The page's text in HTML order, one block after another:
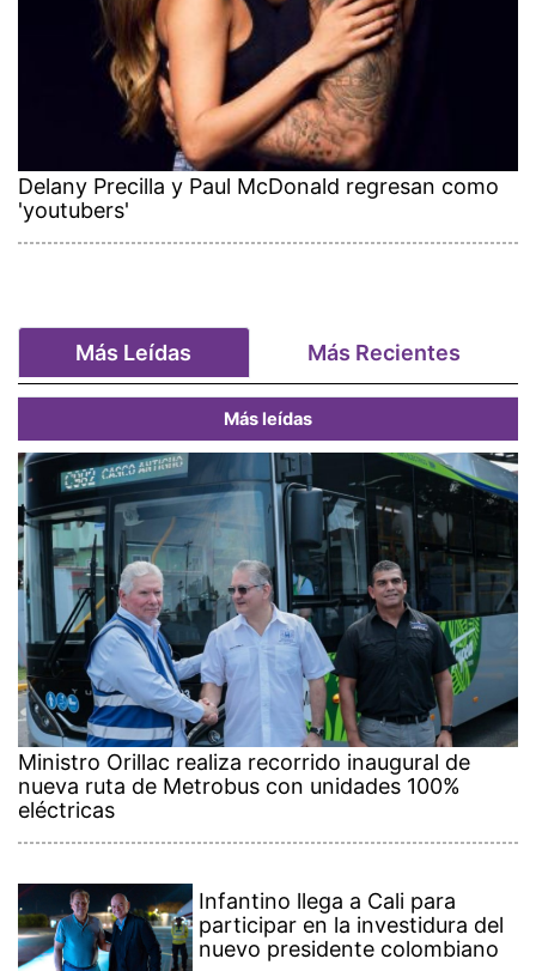
Delany Precilla y Paul McDonald regresan como
'youtubers'
Más Leídas Más Recientes
Más leídas
Ministro Orillac realiza recorrido inaugural de
nueva ruta de Metrobus con unidades 100%
eléctricas
Infantino llega a Cali para
participar en la investidura del
nuevo presidente colombiano